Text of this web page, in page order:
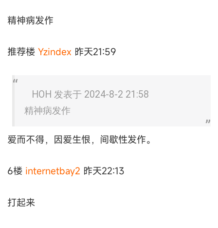
精神病发作
推荐楼 Yzindex 昨天21:59
HOH 发表于 2024-8-2 21:58
精神病发作
爱而不得，因爱生恨，间歇性发作。
6楼 internetbay2 昨天22:13
打起来